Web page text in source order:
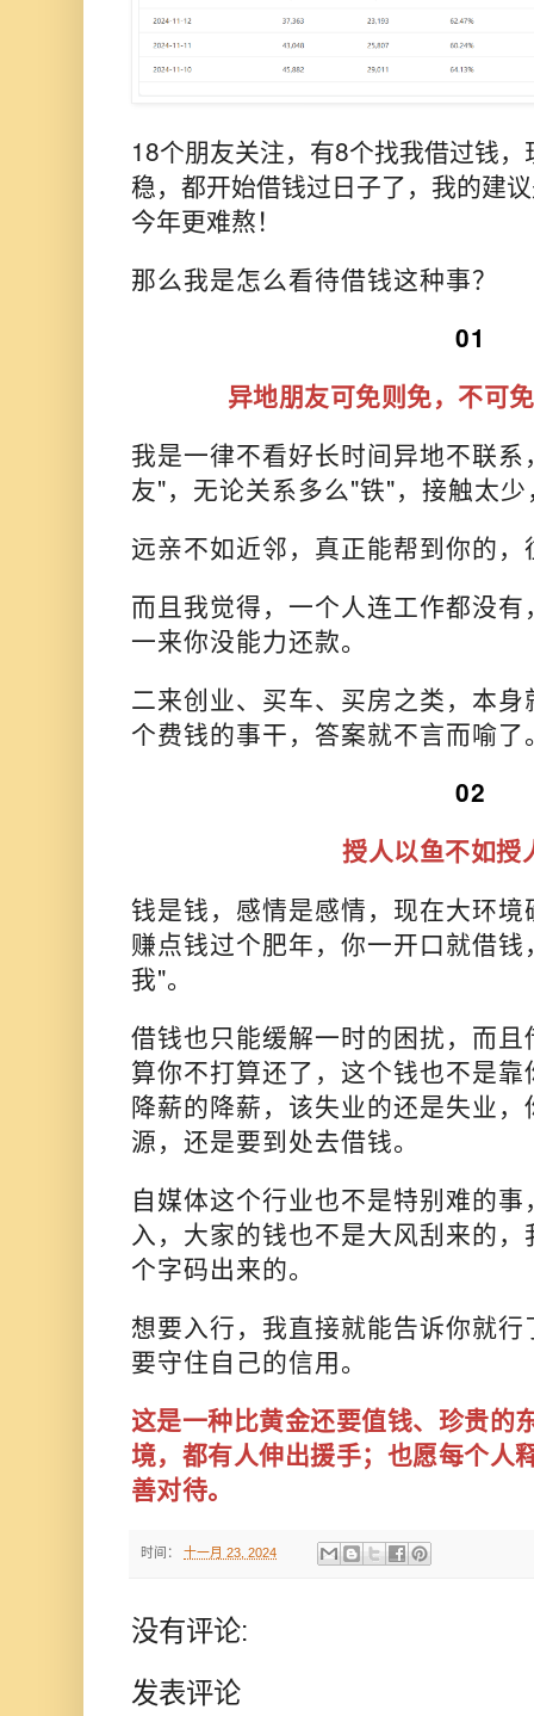
18个朋友关注，有8个找我借过钱
稳，都开始借钱过日子了， 我的建
今年更难熬！
那么我是怎么看待借钱这种事？
01
异地朋友可免则免，不可
我是一律不看好长时间异地不联
友"，无论关系多么"铁"，接触太
远亲不如近邻，真正能帮到你的
而且我觉得，一个人连工作都没
一来你没能力还款。
二来创业、买车、买房之类，本
个费钱的事干，答案就不言而喻了
02
授人以鱼不如授
钱是钱，感情是感情，现在大环
赚点钱过个肥年，你一开口就借
我"。
借钱也只能缓解一时的困扰，而
算你不打算还了，这个钱也不是
降薪的降薪，该失业的还是失业
源，还是要到处去借钱。
自媒体这个行业也不是特别难的
入，大家的钱也不是大风刮来的
个字码出来的。
想要入行，我直接就能告诉你就
要守住自己的信用。
这是一种比黄金还要值钱、珍贵的
境，都有人伸出援手；也愿每个人
善对待。
时间： 十一月 23, 2024
没有评论:
发表评论